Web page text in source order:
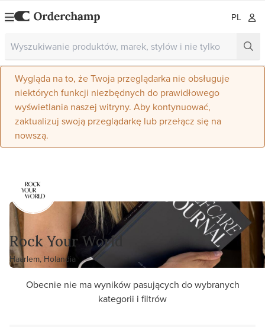
PL
Wygląda na to, że Twoja przeglądarka nie obsługuje
niektórych funkcji niezbędnych do prawidłowego
wyświetlania naszej witryny. Aby kontynuować,
zaktualizuj swoją przeglądarkę lub przełącz się na
nowszą.
Rock Your World
Haarlem, Holandia
Obecnie nie ma wyników pasujących do wybranych
kategorii i filtrów